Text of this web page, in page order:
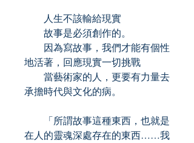
人生不該輸給現實
故事是必須創作的。
因為寫故事，我們才能有個性
地活著，回應現實一切挑戰
當藝術家的人，更要有力量去
承擔時代與文化的病。
「所謂故事這種東西，也就是
在人的靈魂深處存在的東西……我